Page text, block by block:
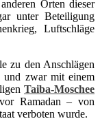
Orten dieser
unter Beteiligung
Luftschläge
zu den Anschlägen
und zwar mit einem
Taiba-Moschee
Ramadan – von
verboten wurde.